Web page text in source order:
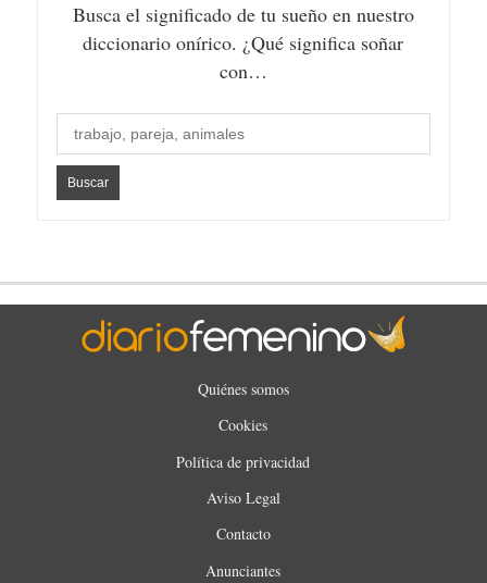
Busca el significado de tu sueño en nuestro
diccionario onírico. ¿Qué significa soñar
con…
Quiénes somos
Cookies
Política de privacidad
Aviso Legal
Contacto
Anunciantes